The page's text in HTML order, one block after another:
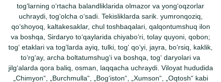
togʻlarning oʻrtacha balandliklarida olmazor va yongʻoqzorlar
uchraydi, togʻolcha oʻsadi. Tekisliklarda sarik. yumronqoziq,
qoʻshoyoq, kaltakesaklar, chul toshbaqalari, qalqontumshuq ilon
va boshqa, Sirdaryo toʻqaylarida chiyaboʻri, tolay quyoni, qobon;
togʻ etaklari va togʻlarda ayiq, tulki, togʻ qoʻyi, jayra, boʻrsiq, kaklik,
toʻrgʻay, archa boltatumshugʻi va boshqa, togʻ daryolari va
jilgʻalarda qora baliq, osman, laqqacha uchraydi. Viloyat hududida
„Chimyon“, „Burchmulla“, „Bogʻiston“, „Xumson“, „Oqtosh“ kabi